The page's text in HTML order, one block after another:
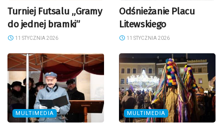
Turniej Futsalu „Gramy
do jednej bramki”
11 STYCZNIA 2026
Odśnieżanie Placu
Litewskiego
11 STYCZNIA 2026
MULTIMEDIA MULTIMEDIA